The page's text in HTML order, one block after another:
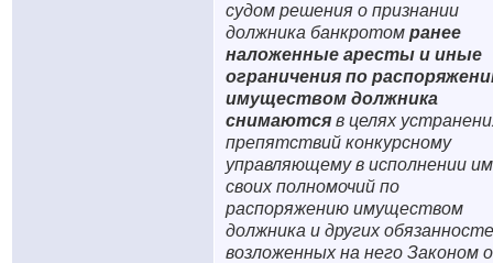
судом решения о признании
должника банкротом ранее
наложенные аресты и иные
ограничения по
имуществом должника
снимаются в целях
препятствий конкурсному
управляющему в исполнении им
своих полномочий по
распоряжению имуществом
должника и других
возложенных на него Законом о